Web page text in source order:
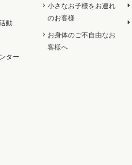
動
ター
小さなお子様をお連れ
のお客様
お身体のご不自由なお
客様へ